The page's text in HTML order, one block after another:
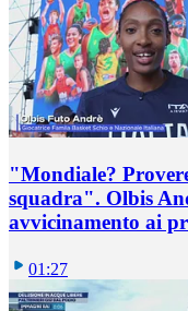
"Mondiale?
squadra". Olbis
avvicinamento ai
01:27